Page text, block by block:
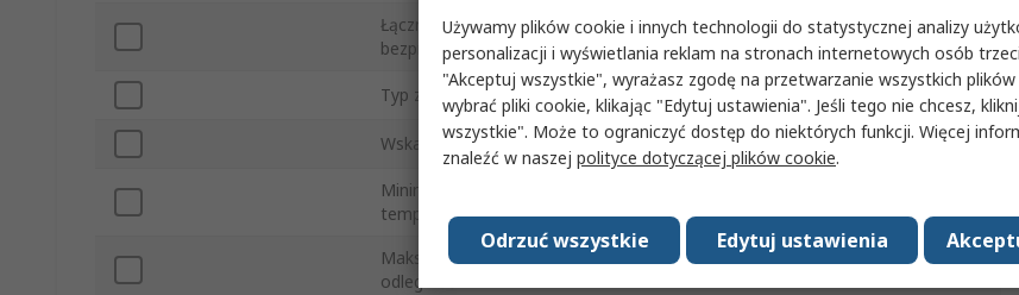
Łączność
bezprzewodowa
Nie
Typ złącza Szeregowa
Wskazywanie Sygnał dźwiękowy, LED
Minimalna
temperatura robocza
Maksymalna
odległość skanowania
330mm
Używamy plików cookie i innych technologii do statystycznej analizy
personalizacji i wyświetlania reklam na stronach internetowych osób
"Akceptuj wszystkie", wyrażasz zgodę na przetwarzanie wszystkich
wybrać pliki cookie, klikając "Edytuj ustawienia". Jeśli tego nie chcesz,
wszystkie". Może to ograniczyć dostęp do niektórych funkcji. Więcej
znaleźć w naszej polityce dotyczącej plików cookie.
Edytuj ustawienia
Odrzuć wszystkie